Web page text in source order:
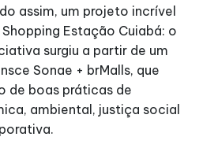
assim, um projeto incrível
Estação Cuiabá: o
surgiu a partir de um
Sonae + brMalls, que
de boas práticas de
ambiental, justiça social